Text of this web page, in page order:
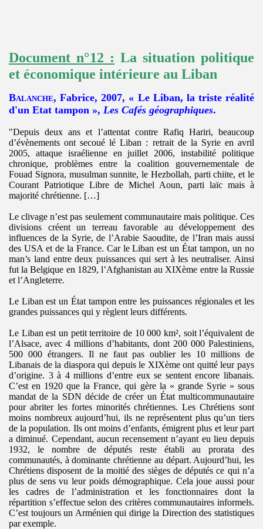
Document n°12 : La situation politique
et économique intérieure au Liban
Balanche, Fabrice, 2007, « Le Liban, la triste réalité
d'un Etat tampon », Les Cafés géographiques.
"Depuis deux ans et l’attentat contre Rafiq Hariri, beaucoup
d’évènements ont secoué lé Liban : retrait de la Syrie en avril
2005, attaque israélienne en juillet 2006, instabilité politique
chronique, problèmes entre la coalition gouvernementale de
Fouad Signora, musulman sunnite, le Hezbollah, parti chiite, et le
Courant Patriotique Libre de Michel Aoun, parti laïc mais à
majorité chrétienne. […]
Le clivage n’est pas seulement communautaire mais politique. Ces
divisions créent un terreau favorable au développement des
influences de la Syrie, de l’Arabie Saoudite, de l’Iran mais aussi
des USA et de la France. Car le Liban est un État tampon, un no
man’s land entre deux puissances qui sert à les neutraliser. Ainsi
fut la Belgique en 1829, l’Afghanistan au XIXème entre la Russie
et l’Angleterre.
Le Liban est un État tampon entre les puissances régionales et les
grandes puissances qui y règlent leurs différents.
Le Liban est un petit territoire de 10 000 km², soit l’équivalent de
l’Alsace, avec 4 millions d’habitants, dont 200 000 Palestiniens,
500 000 étrangers. Il ne faut pas oublier les 10 millions de
Libanais de la diaspora qui depuis le XIXème ont quitté leur pays
d’origine. 3 à 4 millions d’entre eux se sentent encore libanais.
C’est en 1920 que la France, qui gère la « grande Syrie » sous
mandat de la SDN décide de créer un État multicommunautaire
pour abriter les fortes minorités chrétiennes. Les Chrétiens sont
moins nombreux aujourd’hui, ils ne représentent plus qu’un tiers
de la population. Ils ont moins d’enfants, émigrent plus et leur part
a diminué. Cependant, aucun recensement n’ayant eu lieu depuis
1932, le nombre de députés reste établi au prorata des
communautés, à dominante chrétienne au départ. Aujourd’hui, les
Chrétiens disposent de la moitié des sièges de députés ce qui n’a
plus de sens vu leur poids démographique. Cela joue aussi pour
les cadres de l’administration et les fonctionnaires dont la
répartition s’effectue selon des critères communautaires informels.
C’est toujours un Arménien qui dirige la Direction des statistiques
par exemple.